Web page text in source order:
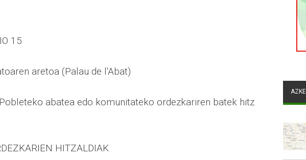
15
aretoa (Palau de l'Abat)
Pobleteko abatea edo komunitateko ordezkariren batek hitz
HITZALDIAK